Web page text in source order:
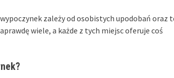
zależy od osobistych upodobań oraz
wiele, a każde z tych miejsc oferuje coś